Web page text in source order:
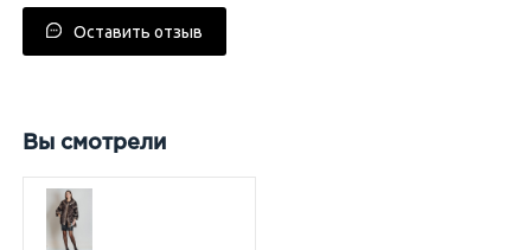
Оставить отзыв
Вы смотрели